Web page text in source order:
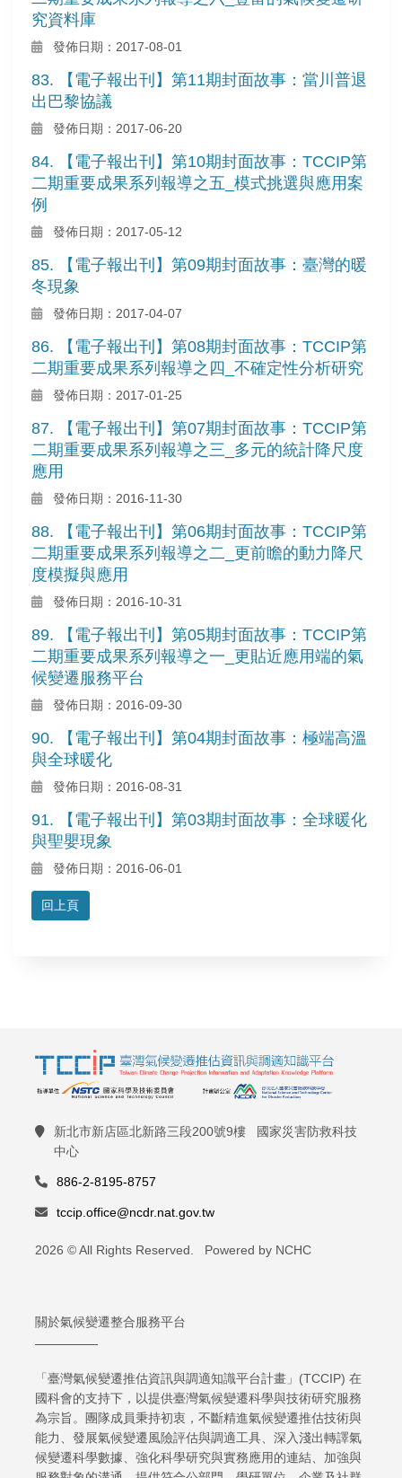
究資料庫
發佈日期：2017-08-01
83. 【電子報出刊】第11期封面故事：當川普退
出巴黎協議
發佈日期：2017-06-20
84. 【電子報出刊】第10期封面故事：TCCIP第
二期重要成果系列報導之五_模式挑選與應用案
例
發佈日期：2017-05-12
85. 【電子報出刊】第09期封面故事：臺灣的暖
冬現象
發佈日期：2017-04-07
86. 【電子報出刊】第08期封面故事：TCCIP第
二期重要成果系列報導之四_不確定性分析研究
發佈日期：2017-01-25
87. 【電子報出刊】第07期封面故事：TCCIP第
二期重要成果系列報導之三_多元的統計降尺度
應用
發佈日期：2016-11-30
88. 【電子報出刊】第06期封面故事：TCCIP第
二期重要成果系列報導之二_更前瞻的動力降尺
度模擬與應用
發佈日期：2016-10-31
89. 【電子報出刊】第05期封面故事：TCCIP第
二期重要成果系列報導之一_更貼近應用端的氣
候變遷服務平台
發佈日期：2016-09-30
90. 【電子報出刊】第04期封面故事：極端高溫
與全球暖化
發佈日期：2016-08-31
91. 【電子報出刊】第03期封面故事：全球暖化
與聖嬰現象
發佈日期：2016-06-01
回上頁
新北市新店區北新路三段200號9樓 國家災害防救科技
中心
886-2-8195-8757
tccip.office@ncdr.nat.gov.tw
2026 © All Rights Reserved. Powered by NCHC
關於氣候變遷整合服務平台
「臺灣氣候變遷推估資訊與調適知識平台計畫」(TCCIP) 在
國科會的支持下，以提供臺灣氣候變遷科學與技術研究服務
為宗旨。團隊成員秉持初衷，不斷精進氣候變遷推估技術與
能力、發展氣候變遷風險評估與調適工具、深入淺出轉譯氣
候變遷科學數據、強化科學研究與實務應用的連結、加強與